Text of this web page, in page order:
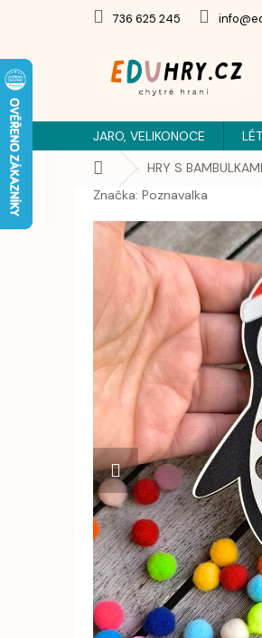
736 625 245
JARO, VELIKONOCE
Domů HRY S
Značka: Poznavalka